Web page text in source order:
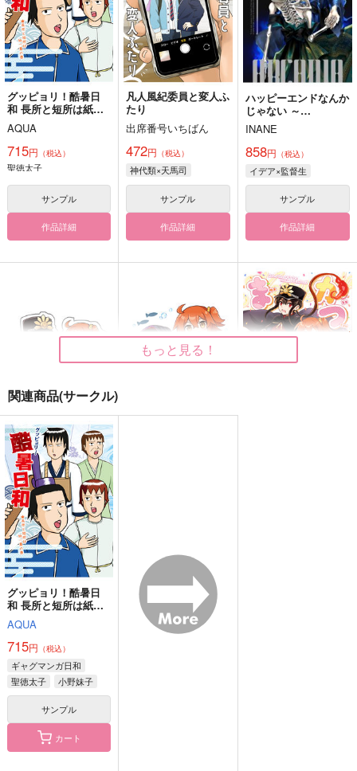
グッピョリ！酷暑日
和 長所と短所は紙一
重の巻
AQUA
715円 （税込）
聖徳太子
サンプル
作品詳細
凡人風紀委員と変人ふ
たり
出席番号いちばん
472円 （税込）
神代類×天馬司
サンプル
作品詳細
ハッピーエンドなんか
じゃない ～
NEVER FOUND ARC
ADIA
INANE
858円 （税込）
イデア×監督生
サンプル
作品詳細
勝ぐだアクリルマスコ
ット
Lanius
1,572円（税込）
織田信勝
サンプル
作品詳細 作品詳細
もっと見る！
関連商品(サークル)
グッピョリ！酷暑日
和 長所と短所は紙一
重の巻
AQUA
715円 （税込）
ギャグマンガ日和
聖徳太子
小野妹子
松尾芭蕉
サンプル
カート